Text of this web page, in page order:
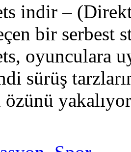
indir –
bir serbest
oyunculara
sürüş